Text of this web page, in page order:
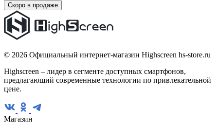
Скоро в продаже
© 2026 Официальный интернет-магазин Highscreen hs-store.ru
Highscreen – лидер в сегменте доступных смартфонов,
предлагающий современные технологии по привлекательной
цене.
Магазин